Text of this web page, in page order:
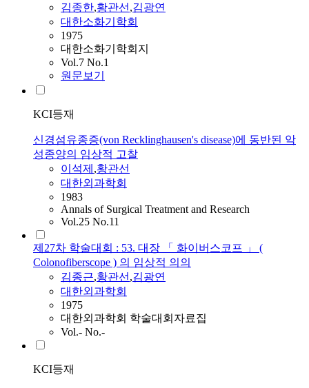
김종한,황관선,김광연
대한소화기학회
1975
대한소화기학회지
Vol.7 No.1
원문보기
KCI등재
신경섬유종증(von Recklinghausen's disease)에 동반된 악
성종양의 임상적 고찰
이석제 ,황관선
대한외과학회
1983
Annals of Surgical Treatment and Research
Vol.25 No.11
제27차 학술대회 : 53. 대장 「 화이버스코프 」 (
Colonofiberscope ) 의 임상적 의의
김종근,황관선,김광연
대한외과학회
1975
대한외과학회 학술대회자료집
Vol.- No.-
KCI등재